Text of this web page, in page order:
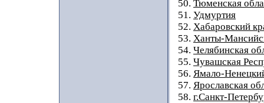
50. Тюменская
51. Удмуртия
52. Хабаровский
53. Ханты-
54. Челябинская
55. Чувашская
56. Ямало-
57. Ярославская
58. г.Санкт-